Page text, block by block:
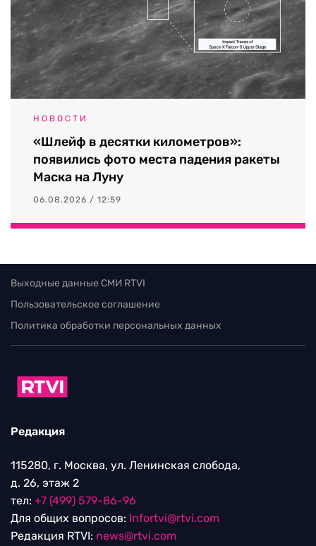
НОВОСТИ
«Шлейф в десятки километров»:
появились фото места падения ракеты
Маска на Луну
06.08.2026 / 12:59
Выходные данные СМИ RTVI
Пользовательское соглашение
Политика обработки персональных данных
Редакция
115280, г. Москва, ул. Ленинская слобода,
д. 26, этаж 2
тел: +7 (499) 579-86-96
Для общих вопросов: Infortvi@rtvi.com
Редакция RTVI: news@rtvi.com